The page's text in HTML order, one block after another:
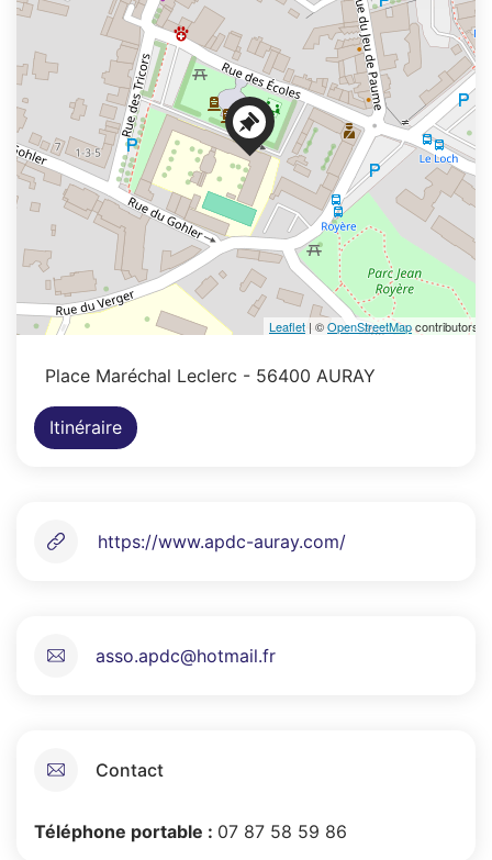
−
Leaflet | ©OpenStreetMapcontributors
Place Maréchal Leclerc - 56400 AURAY
Itinéraire
https://www.apdc-auray.com/
asso.apdc@hotmail.fr
Contact
Téléphone portable : 07 87 58 59 86